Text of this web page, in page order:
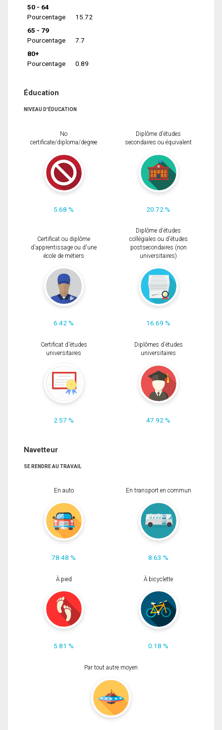
50 - 64
Pourcentage
15.72
65 - 79
Pourcentage
7.7
80+
Pourcentage
0.89
Éducation
NIVEAU D'ÉDUCATION
No
certificate/diploma/degree
5.68 %
Diplôme d'études
secondaires ou équivalent
20.72 %
Certificat ou diplôme
d'apprentissage ou d'une
école de métiers
6.42 %
Diplôme d'études
collégiales ou d'études
postsecondaires (non
universitaires)
16.69 %
Certificat d'études
universitaires
2.57 %
Diplômes d'études
universitaires
47.92 %
Navetteur
SE RENDRE AU TRAVAIL
En auto
78.48 %
En transport en commun
8.63 %
À pied
5.81 %
À bicyclette
0.18 %
Par tout autre moyen